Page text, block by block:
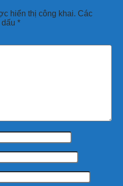
hiển thị công khai. Các
*